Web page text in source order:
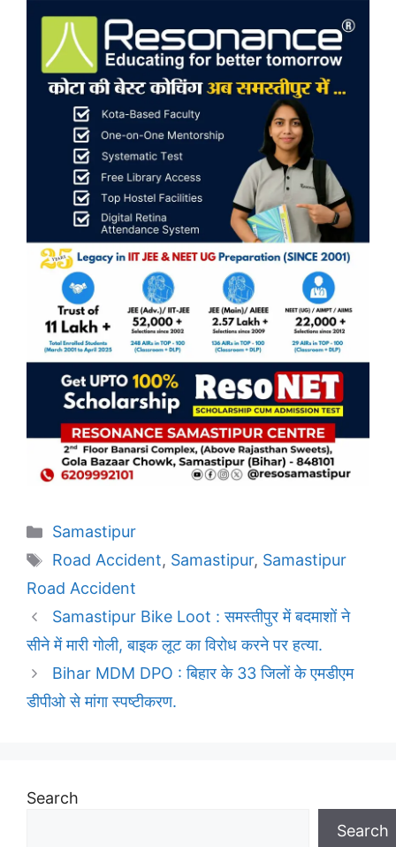
Categories
Samastipur
Tags
Road Accident, Samastipur, Samastipur
Road Accident
Samastipur Bike Loot : समस्तीपुर में बदमाशों ने
सीने में मारी गोली, बाइक लूट का विरोध करने पर हत्या.
Bihar MDM DPO : बिहार के 33 जिलों के एमडीएम
डीपीओ से मांगा स्पष्टीकरण.
Search
Search